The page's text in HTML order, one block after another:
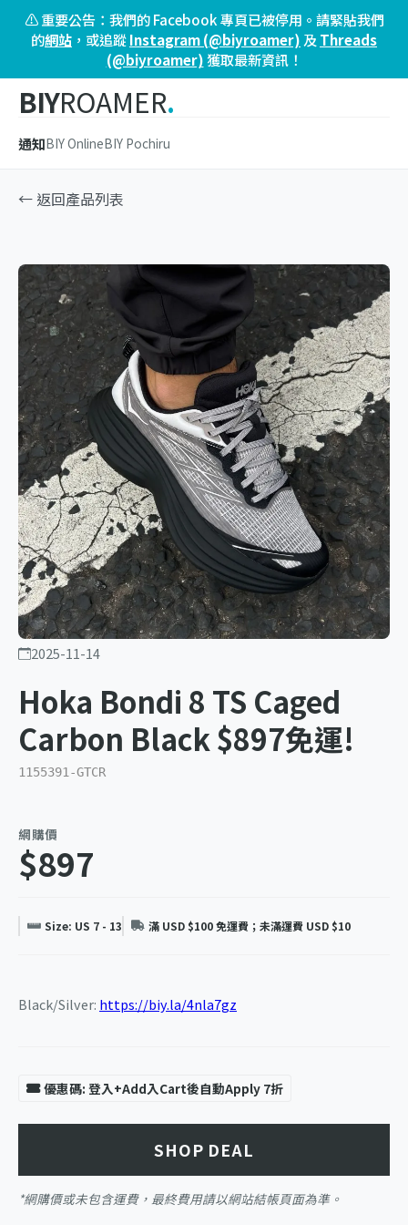
⚠️ 重要公告：我們的 Facebook 專頁已被停用。請緊貼我們
的網站 ，或追蹤Instagram (@biyroamer) 及 Threads
(@biyroamer)獲取最新資訊！
BIYROAMER.
通知BIY OnlineBIY Pochiru
← 返回產品列表
2025-11-14
Hoka Bondi 8 TS Caged
Carbon Black $897免運!
1155391-GTCR
網購價
$897
Size: US 7 - 13 滿 USD $100 免運費；未滿運費 USD $10
Black/Silver: https://biy.la/4nla7gz
優惠碼: 登入+Add入Cart後自動Apply 7折
SHOP DEAL
*網購價或未包含運費，最終費用請以網站結帳頁面為準。